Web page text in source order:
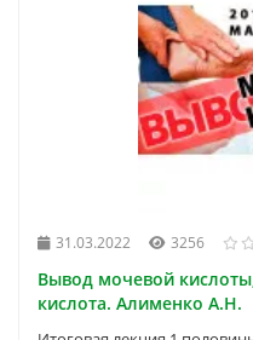
31.03.2022 3256
Вывод мочевой
кислота. Алименко А.Н.